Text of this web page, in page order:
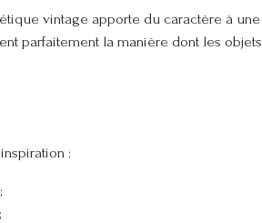
vintage apporte du caractère à
parfaitement la manière dont les
: